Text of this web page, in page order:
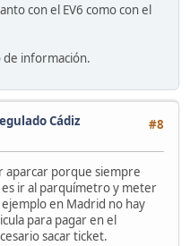
con el EV6 como con el
de información.
#8
Cádiz
aparcar porque siempre
ir al parquímetro y meter
en Madrid no hay
para pagar en el
sacar ticket.